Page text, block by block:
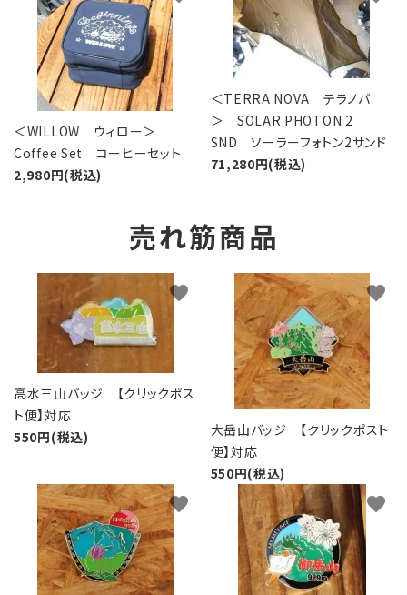
＜WILLOW ウィロー＞
Coffee Set コーヒーセット
2,980円(税込)
＜TERRA NOVA テラノバ
＞ SOLAR PHOTON 2
SND ソーラーフォトン2サンド
71,280円(税込)
売れ筋商品
高水三山バッジ 【クリックポス
ト便】対応
550円(税込)
favorite
大岳山バッジ 【クリックポスト
便】対応
550円(税込)
favorite
favorite favorite